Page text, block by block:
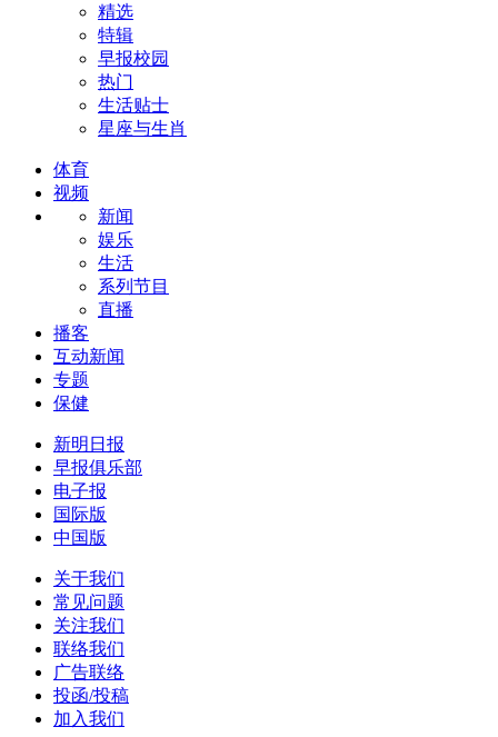
精选
特辑
早报校园
热门
生活贴士
星座与生肖
体育
视频
新闻
娱乐
生活
系列节目
直播
播客
互动新闻
专题
保健
新明日报
早报俱乐部
电子报
国际版
中国版
关于我们
常见问题
关注我们
联络我们
广告联络
投函/投稿
加入我们